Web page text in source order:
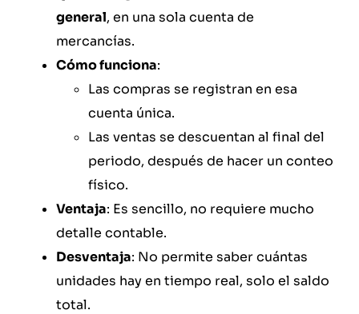
general, en una sola cuenta de
mercancías.
Cómo funciona:
Las compras se registran en esa
cuenta única.
Las ventas se descuentan al final del
periodo, después de hacer un conteo
físico.
Ventaja: Es sencillo, no requiere mucho
detalle contable.
Desventaja: No permite saber cuántas
unidades hay en tiempo real, solo el saldo
total.